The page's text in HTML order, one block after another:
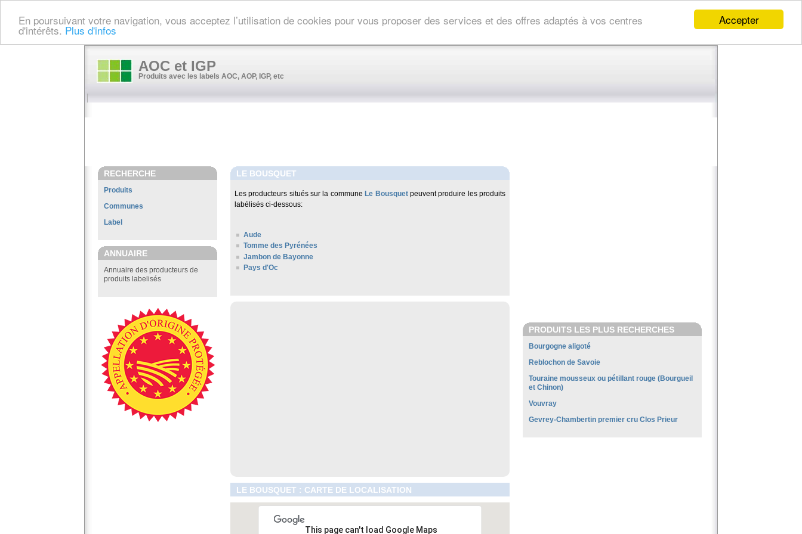
Accepter
En poursuivant votre navigation, vous acceptez l’utilisation de cookies pour vous proposer des services et des offres adaptés à vos centres
d'intérêts. Plus d'infos
AOC et IGP
Produits avec les labels AOC, AOP, IGP, etc
RECHERCHE
Produits
Communes
Label
ANNUAIRE
Annuaire des producteurs de
produits labelisés
LE BOUSQUET
Les producteurs situés sur la commune Le Bousquetpeuvent produire les produits
labélisés ci-dessous:
Aude
Tomme des Pyrénées
Jambon de Bayonne
Pays d'Oc
LE BOUSQUET : CARTE DE LOCALISATION
This page can't load Google Maps
PRODUITS LES PLUS RECHERCHES
Bourgogne aligoté
Reblochon de Savoie
Touraine mousseux ou pétillant rouge (Bourgueil
et Chinon)
Vouvray
Gevrey-Chambertin premier cru Clos Prieur